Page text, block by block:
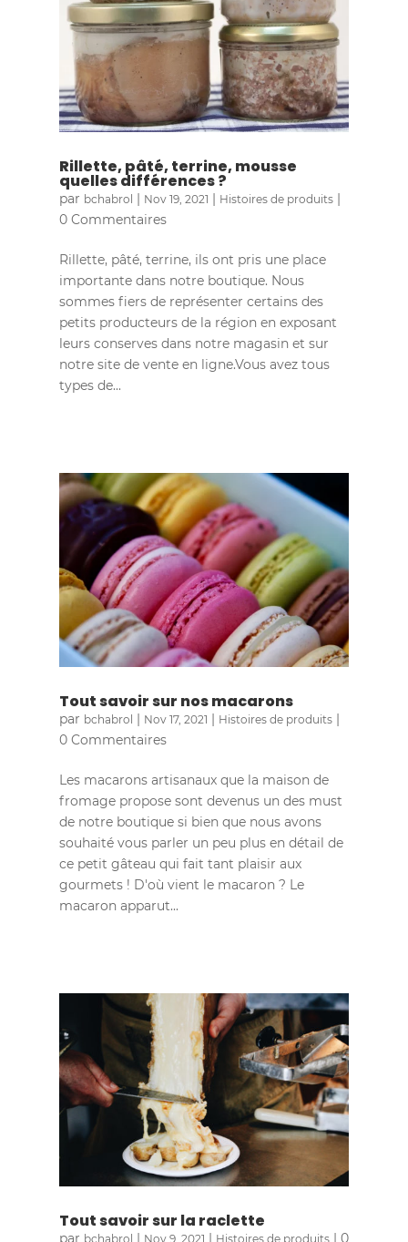
Rillette, pâté, terrine, mousse
quelles différences ?
par bchabrol Nov 19, 2021 Histoires de produits|
0 Commentaires
Rillette, pâté, terrine, ils ont pris une place
importante dans notre boutique. Nous
sommes fiers de représenter certains des
petits producteurs de la région en exposant
leurs conserves dans notre magasin et sur
notre site de vente en ligne.Vous avez tous
types de...
Tout savoir sur nos macarons
par bchabrol | Nov 17, 2021 | Histoires de produits|
0 Commentaires
Les macarons artisanaux que la maison de
fromage propose sont devenus un des must
de notre boutique si bien que nous avons
souhaité vous parler un peu plus en détail de
ce petit gâteau qui fait tant plaisir aux
gourmets ! D'où vient le macaron ? Le
macaron apparut...
Tout savoir sur la raclette
par bchabrol | Nov 9, 2021 | Histoires de produits| 0